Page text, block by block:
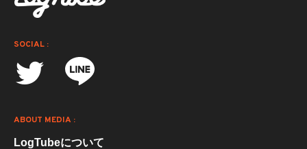
SOCIAL :
ABOUT MEDIA :
LogTubeについて